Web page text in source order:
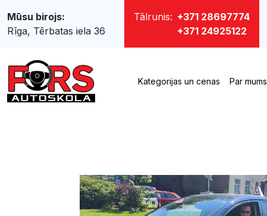
Mūsu birojs:
Rīga, Tērbatas iela 36
Tālrunis: +371 28697774
+371 24925122
Kategorijas un cenas Par mums